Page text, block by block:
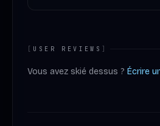
[ USER REVIEWS ]
Vous avez skié dessus ? Écrire